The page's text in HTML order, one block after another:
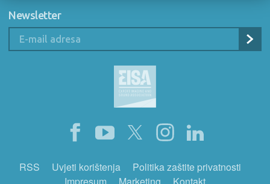
Newsletter
RSS Uvjeti korištenja
Politika zaštite privatnosti
Impresum
Marketing Kontakt